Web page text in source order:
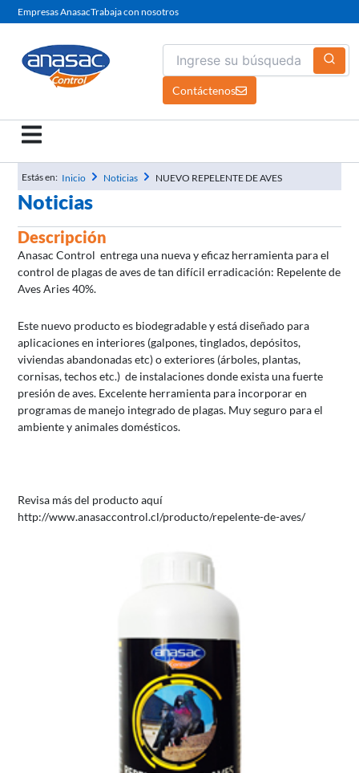
al
Empresas AnasacTrabaja con nosotros
Contáctenos
Estás en: Inicio Noticias NUEVO REPELENTE DE AVES
Noticias
Descripción
Anasac Control entrega una nueva y eficaz herramienta para el
control de plagas de aves de tan difícil erradicación: Repelente de
Aves Aries 40%.
Este nuevo producto es biodegradable y está diseñado para
aplicaciones en interiores (galpones, tinglados, depósitos,
viviendas abandonadas etc) o exteriores (árboles, plantas,
cornisas, techos etc.) de instalaciones donde exista una fuerte
presión de aves. Excelente herramienta para incorporar en
programas de manejo integrado de plagas. Muy seguro para el
ambiente y animales domésticos.
Revisa más del producto aquí
http://www.anasaccontrol.cl/producto/repelente-de-aves/